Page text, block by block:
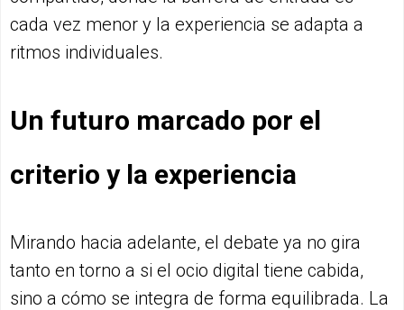
cada vez menor y la experiencia se adapta a
ritmos individuales.
Un futuro marcado por el
criterio y la experiencia
Mirando hacia adelante, el debate ya no gira
tanto en torno a si el ocio digital tiene cabida,
sino a cómo se integra de forma equilibrada. La